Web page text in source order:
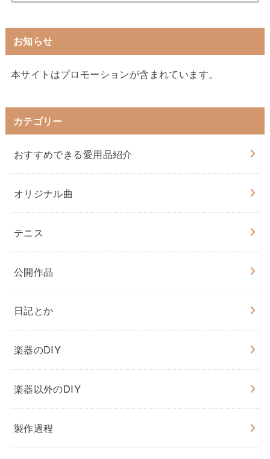
お知らせ
本サイトはプロモーションが含まれています。
カテゴリー
おすすめできる愛用品紹介
オリジナル曲
テニス
公開作品
日記とか
楽器のDIY
楽器以外のDIY
製作過程